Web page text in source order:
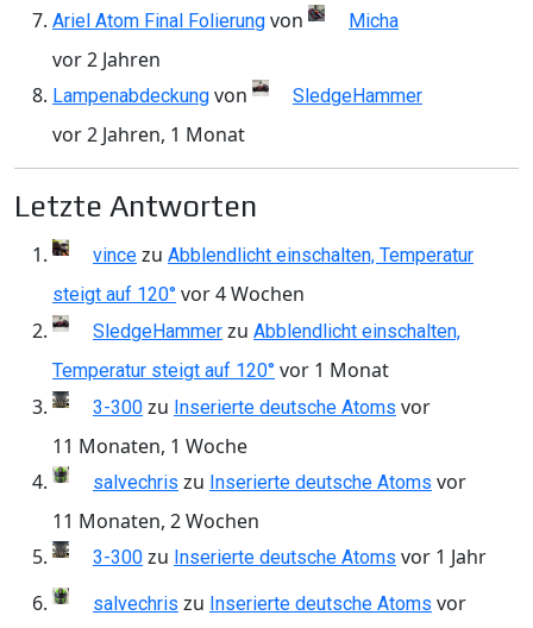
Ariel Atom Final Folierung von Micha
vor 2 Jahren
Lampenabdeckung von SledgeHammer
vor 2 Jahren, 1 Monat
Letzte Antworten
vince zu Abblendlicht einschalten, Temperatur
steigt auf 120° vor 4 Wochen
SledgeHammer zu Abblendlicht einschalten,
Temperatur steigt auf 120° vor 1 Monat
3-300 zu Inserierte deutsche Atoms vor
11 Monaten, 1 Woche
salvechris zu Inserierte deutsche Atoms vor
11 Monaten, 2 Wochen
3-300 zu Inserierte deutsche Atoms vor 1 Jahr
salvechris zu Inserierte deutsche Atoms vor